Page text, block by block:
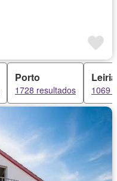
Porto
1728 resultados
Leiria
1069